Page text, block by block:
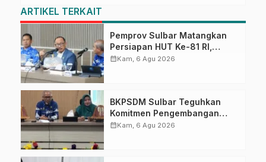
ARTIKEL TERKAIT
Pemprov Sulbar Matangkan
Persiapan HUT Ke-81 RI,
Puncak Upacara di Lapangan
calendar_monthKam, 6 Agu 2026
BKPSDM Sulbar Teguhkan
Komitmen Pengembangan
Kompetensi ASN melalui
calendar_monthKam, 6 Agu 2026